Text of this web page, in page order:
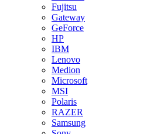
Fujitsu
Gateway
GeForce
HP
IBM
Lenovo
Medion
Microsoft
MSI
Polaris
RAZER
Samsung